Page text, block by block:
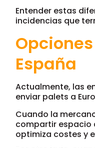
Entender estas
incidencias que
España
Actualmente, las
enviar palets a
Cuando la
compartir espacio
optimiza costes y